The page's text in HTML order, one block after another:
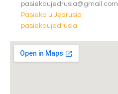
pasiekaujedrusia@gmail.com
Pasieka u Jędrusia
pasiekaujedrusia